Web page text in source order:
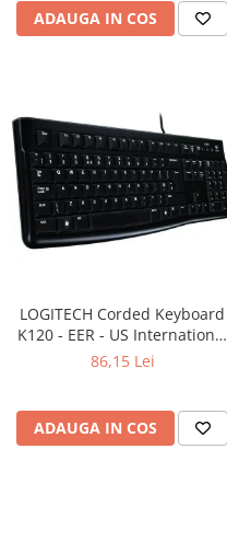
PC NUC
Microfoane & Casti Gaming
Mouse Gaming
Scaune Gaming
Tastaturi Gaming
Card Reader
Camere Web
Adaptoare
Casti
ADAUGA IN COS
LOGITECH Corded Keyboard
K120 - EER - US International
layout
86,15 Lei
ADAUGA IN COS